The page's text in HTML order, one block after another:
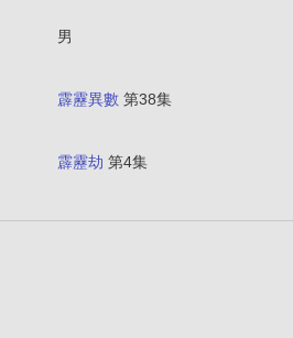
男
霹靂異數 第38集
霹靂劫 第4集